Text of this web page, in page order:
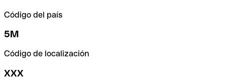
Código del país
5M
Código de localización
XXX